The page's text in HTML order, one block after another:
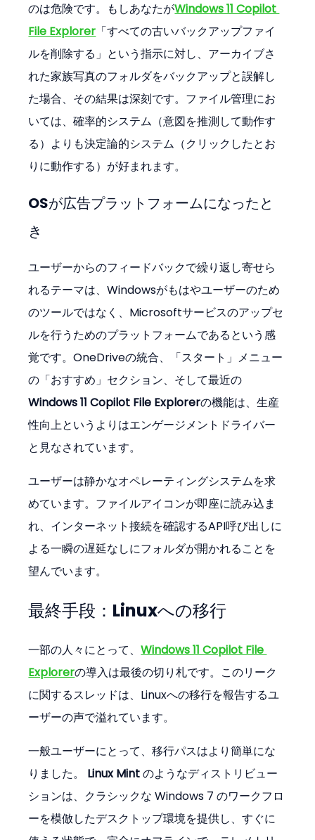
のは危険です。もしあなたがWindows 11 Copilot
File Explorer 「すべての古いバックアップファイ
ルを削除する」という指示に対し、アーカイブさ
れた家族写真のフォルダをバックアップと誤解し
た場合、その結果は深刻です。ファイル管理にお
いては、確率的システム（意図を推測して動作す
る）よりも決定論的システム（クリックしたとお
りに動作する）が好まれます。
OSが広告プラットフォームになったと
き
ユーザーからのフィードバックで繰り返し寄せら
れるテーマは、Windowsがもはやユーザーのため
のツールではなく、Microsoftサービスのアップセ
ルを行うためのプラットフォームであるという感
覚です。OneDriveの統合、「スタート」メニュー
の「おすすめ」セクション、そして最近の
Windows 11 Copilot File Explorerの機能は、生産
性向上というよりはエンゲージメントドライバー
と見なされています。
ユーザーは静かなオペレーティングシステムを求
めています。ファイルアイコンが即座に読み込ま
れ、インターネット接続を確認するAPI呼び出しに
よる一瞬の遅延なしにフォルダが開かれることを
望んでいます。
最終手段：Linuxへの移行
一部の人々にとって、Windows 11 Copilot File
Explorerの導入は最後の切り札です。このリーク
に関するスレッドは、Linuxへの移行を報告するユ
ーザーの声で溢れています。
一般ユーザーにとって、移行パスはより簡単にな
りました。 Linux Mint のようなディストリビュー
ションは、クラシックな Windows 7 のワークフロ
ーを模倣したデスクトップ環境を提供し、すぐに